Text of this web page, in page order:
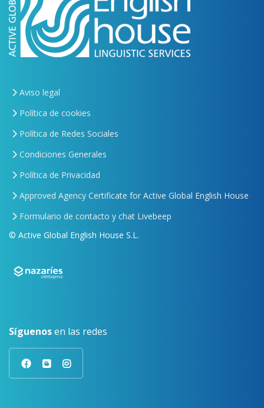
Aviso legal
Política de cookies
Política de Redes Sociales
Condiciones Generales
Política de Privacidad
Approved Agency Certificate for Active Global English House
Formulario de contacto y chat Livebeep
© Active Global English House S.L.
Síguenosen las redes